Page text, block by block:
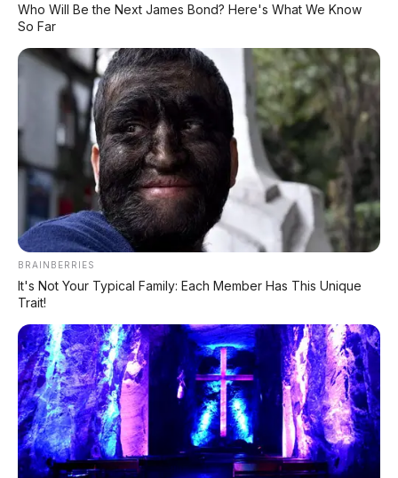
⚡ Leapmotor B01: Sedan Listrik Kompak
⚡ Xpeng G9L: SUV Full-Size Premium
dengan AI VLA 2.0 Siap Meluncur di
Indonesia Akhir 2026
⚡ Deepal L06: Sedan D-Segment dengan
Suspensi Supercar & Range 1.505 Km
⚡ Leapmotor C10 Resmi di GIIAS 2026:
SUV Listrik Premium Rakitan Lokal Mulai
Rp598 Juta
⚡ Leapmotor A05: Hatchback Listrik
Kompak dengan Opsi LiDAR & Range 510
Km
⚡ BYD Leopard 8: SUV Off-Road PHEV
748 HP Siap Tantang Land Cruiser!
Who Will Be the Next James Bond? Here's What We Know
So Far
BRAINBERRIES
It's Not Your Typical Family: Each Member Has This Unique
Trait!